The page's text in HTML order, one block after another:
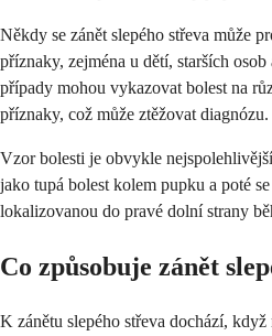
Někdy se zánět slepého střeva může
příznaky, zejména u dětí, starších
případy mohou vykazovat bolest na
příznaky, což může ztěžovat diagnózu.
Vzor bolesti je obvykle
jako tupá bolest kolem pupku a poté
lokalizovanou do pravé dolní strany
Co způsobuje zánět
K zánětu slepého střeva dochází,